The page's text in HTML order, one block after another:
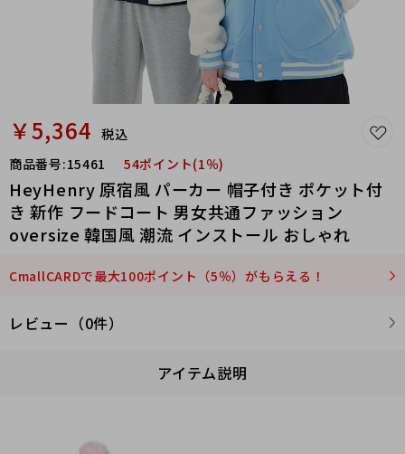
￥5,364 税込
商品番号:15461 54ポイント(1％)
HeyHenry 原宿風 パーカー 帽子付き ポケット付
き 新作 フードコート 男女共通ファッション
oversize 韓国風 潮流 インストール おしゃれ
CmallCARDで最大100ポイント（5％）がもらえる！
レビュー（0件）
アイテム説明